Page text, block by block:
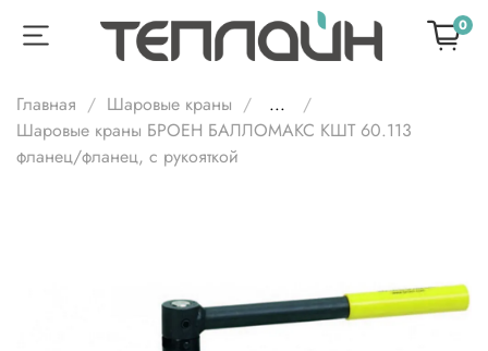
0
Главная Шаровые краны
...
Шаровые краны БРОЕН БАЛЛОМАКС КШТ 60.113
фланец/фланец, с рукояткой